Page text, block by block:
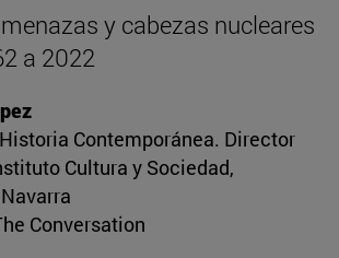
y cabezas nucleares
a 2022
Contemporánea. Director
Cultura y Sociedad,
Conversation